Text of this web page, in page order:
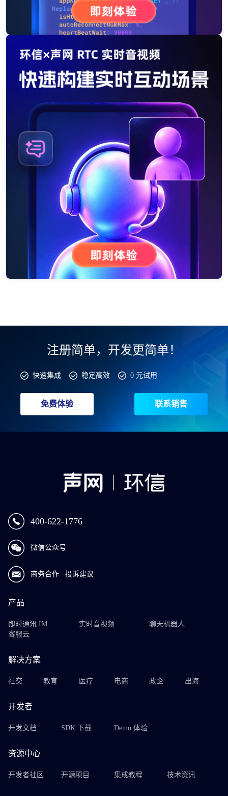
注册简单，开发更简单！
快速集成 稳定高效 0 元试用
免费体验 联系销售
400-622-1776
微信公众号
商务合作 投诉建议
产品
即时通讯 IM 实时音视频
聊天机器人
客服云
解决方案
社交 教育 医疗 电商 政企 出海
开发者
开发文档 SDK 下载 Demo 体验
资源中心
开发者社区 开源项目 集成教程 技术资讯